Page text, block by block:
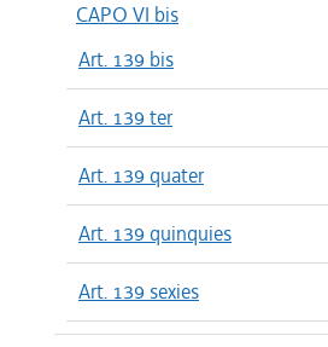
CAPO VI bis
Art. 139 bis
Art. 139 ter
Art. 139 quater
Art. 139 quinquies
Art. 139 sexies